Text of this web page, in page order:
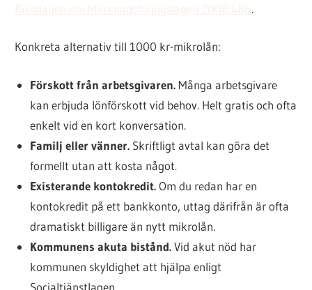
.
Konkreta alternativ till 1000 kr-mikrolån:
Förskott från arbetsgivaren.Många arbetsgivare
kan erbjuda lönförskott vid behov. Helt gratis och ofta
enkelt vid en kort konversation.
Familj eller vänner.Skriftligt avtal kan göra det
formellt utan att kosta något.
Existerande kontokredit.Om du redan har en
kontokredit på ett bankkonto, uttag därifrån är ofta
dramatiskt billigare än nytt mikrolån.
Kommunens akuta bistånd.Vid akut nöd har
kommunen skyldighet att hjälpa enligt
Socialtjänstlagen.